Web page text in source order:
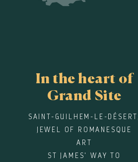
In the heart of
Grand Site
SAINT-GUILHEM-LE-DÉSERT,
JEWEL OF ROMANESQUE
ART
ST JAMES' WAY TO